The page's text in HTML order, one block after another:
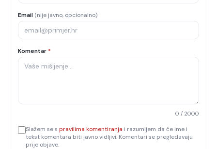
Email (nije javno, opcionalno)
Komentar *
0 / 2000
Slažem se s pravilima komentiranja i razumijem da će ime i
tekst komentara biti javno vidljivi. Komentari se pregledavaju
prije objave.